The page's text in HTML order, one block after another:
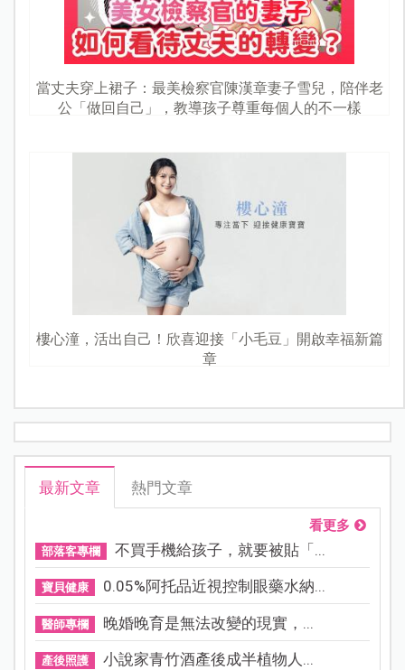
當丈夫穿上裙子：最美檢察官陳漢章妻子雪兒，陪伴老
公「做回自己」，教導孩子尊重每個人的不一樣
樓心潼，活出自己！欣喜迎接「小毛豆」開啟幸福新篇
章
最新文章 熱門文章
看更多
部落客專欄 不買手機給孩子，就要被貼「...
寶貝健康 0.05%阿托品近視控制眼藥水納...
醫師專欄 晚婚晚育是無法改變的現實，...
產後照護 小說家青竹酒產後成半植物人...